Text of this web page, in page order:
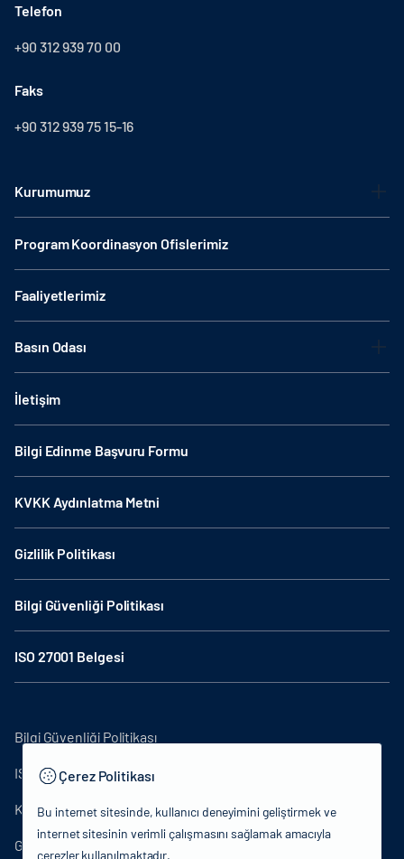
Telefon
+90 312 939 70 00
Faks
+90 312 939 75 15-16
Kurumumuz
Program Koordinasyon Ofislerimiz
Faaliyetlerimiz
Basın Odası
İletişim
Bilgi Edinme Başvuru Formu
KVKK Aydınlatma Metni
Gizlilik Politikası
Bilgi Güvenliği Politikası
ISO 27001 Belgesi
Bilgi Güvenliği Politikası
ISO27001
KVKK Aydınlatma Metni
Gizlilik Politikası
Çerez Politikası
Bu internet sitesinde, kullanıcı deneyimini geliştirmek ve
internet sitesinin verimli çalışmasını sağlamak amacıyla
çerezler kullanılmaktadır.